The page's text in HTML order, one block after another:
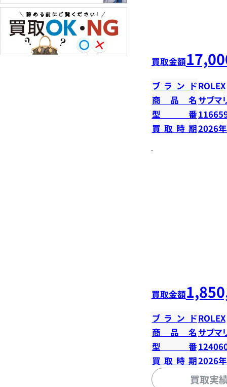
買取金額
ブランドROLEX
商品名 サブマ
型番
買取時期2026
買取金額
ブランドROLEX
商品名 サブマ
型番
買取時期2026
買取実